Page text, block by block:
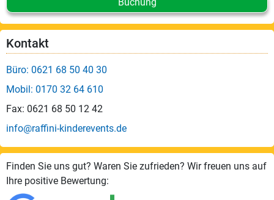
Kontakt
Büro: 0621 68 50 40 30
Mobil: 0170 32 64 610
Fax: 0621 68 50 12 42
info@raffini-kinderevents.de
Finden Sie uns gut? Waren Sie zufrieden? Wir freuen uns auf
Ihre positive Bewertung: